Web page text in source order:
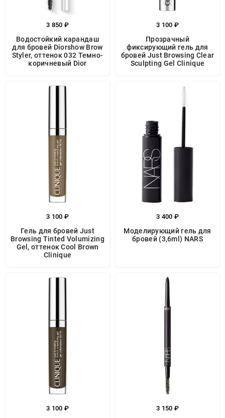
3 850 ₽
Водостойкий карандаш
для бровей Diorshow Brow
Styler, оттенок 032 Темно-
коричневый Dior
3 100 ₽
Прозрачный
фиксирующий гель для
бровей Just Browsing Clear
Sculpting Gel Clinique
3 100 ₽
Гель для бровей Just
Browsing Tinted Volumizing
Gel, оттенок Cool Brown
Clinique
3 400 ₽
Моделирующий гель для
бровей (3,6ml) NARS
3 100 ₽ 3 150 ₽